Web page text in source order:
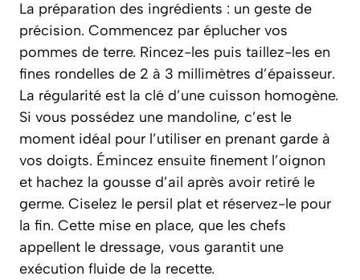
La préparation des ingrédients : un geste de
précision. Commencez par éplucher vos
pommes de terre. Rincez-les puis taillez-les en
fines rondelles de 2 à 3 millimètres d’épaisseur.
La régularité est la clé d’une cuisson homogène.
Si vous possédez une mandoline, c’est le
moment idéal pour l’utiliser en prenant garde à
vos doigts. Émincez ensuite finement l’oignon
et hachez la gousse d’ail après avoir retiré le
germe. Ciselez le persil plat et réservez-le pour
la fin. Cette mise en place, que les chefs
appellent le dressage, vous garantit une
exécution fluide de la recette.